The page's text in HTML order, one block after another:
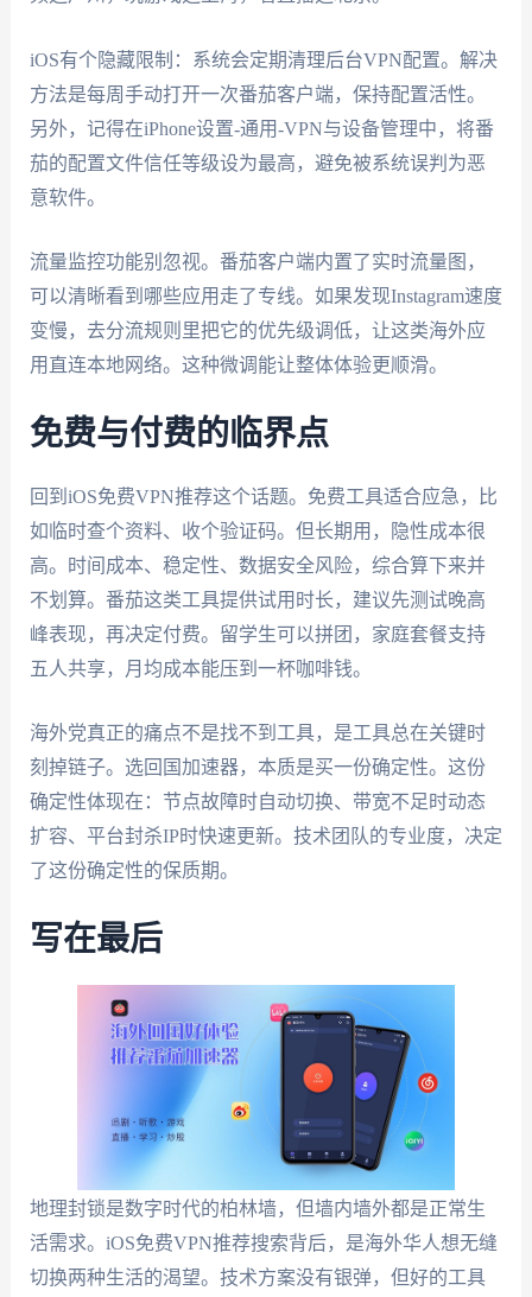
iOS有个隐藏限制：系统会定期清理后台VPN配置。解决
方法是每周手动打开一次番茄客户端，保持配置活性。
另外，记得在iPhone设置-通用-VPN与设备管理中，将番
茄的配置文件信任等级设为最高，避免被系统误判为恶
意软件。
流量监控功能别忽视。番茄客户端内置了实时流量图，
可以清晰看到哪些应用走了专线。如果发现Instagram速度
变慢，去分流规则里把它的优先级调低，让这类海外应
用直连本地网络。这种微调能让整体体验更顺滑。
免费与付费的临界点
回到iOS免费VPN推荐这个话题。免费工具适合应急，比
如临时查个资料、收个验证码。但长期用，隐性成本很
高。时间成本、稳定性、数据安全风险，综合算下来并
不划算。番茄这类工具提供试用时长，建议先测试晚高
峰表现，再决定付费。留学生可以拼团，家庭套餐支持
五人共享，月均成本能压到一杯咖啡钱。
海外党真正的痛点不是找不到工具，是工具总在关键时
刻掉链子。选回国加速器，本质是买一份确定性。这份
确定性体现在：节点故障时自动切换、带宽不足时动态
扩容、平台封杀IP时快速更新。技术团队的专业度，决定
了这份确定性的保质期。
写在最后
地理封锁是数字时代的柏林墙，但墙内墙外都是正常生
活需求。iOS免费VPN推荐搜索背后，是海外华人想无缝
切换两种生活的渴望。技术方案没有银弹，但好的工具